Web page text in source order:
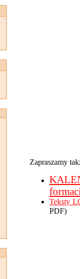
Zapraszamy
Teksty
PDF)